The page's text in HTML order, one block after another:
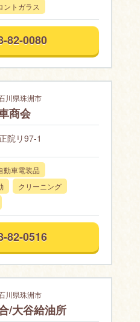
ントガラス
82-0080
川県珠洲市
商会
院リ97-1
動車電装品
クリーニング
82-0516
川県珠洲市
/大谷給油所